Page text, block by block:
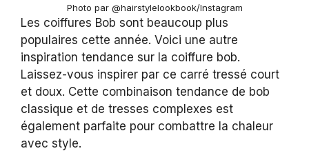
Photo par @hairstylelookbook/Instagram
Les coiffures Bob sont beaucoup plus
populaires cette année. Voici une autre
inspiration tendance sur la coiffure bob.
Laissez-vous inspirer par ce carré tressé court
et doux. Cette combinaison tendance de bob
classique et de tresses complexes est
également parfaite pour combattre la chaleur
avec style.